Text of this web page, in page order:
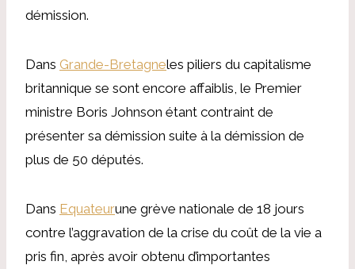
démission.
Dans Grande-Bretagneles piliers du capitalisme
britannique se sont encore affaiblis, le Premier
ministre Boris Johnson étant contraint de
présenter sa démission suite à la démission de
plus de 50 députés.
Dans Equateurune grève nationale de 18 jours
contre l’aggravation de la crise du coût de la vie a
pris fin, après avoir obtenu d’importantes